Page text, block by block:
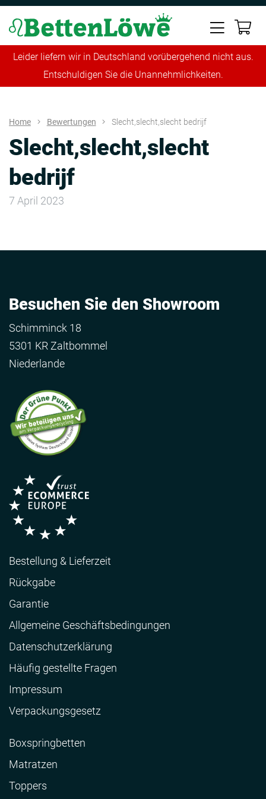
Leider liefern wir in Deutschland vorübergehend nicht aus.
Entschuldigen Sie die Unannehmlichkeiten.
Home Bewertungen Slecht,slecht,slecht bedrijf
Slecht,slecht,slecht
bedrijf
7 April 2023
Besuchen Sie den Showroom
Schimminck 18
5301 KR Zaltbommel
Niederlande
Bestellung & Lieferzeit
Rückgabe
Garantie
Allgemeine Geschäftsbedingungen
Datenschutzerklärung
Häufig gestellte Fragen
Impressum
Verpackungsgesetz
Boxspringbetten
Matratzen
Toppers